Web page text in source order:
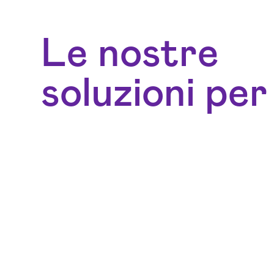
Le nostre
soluzioni